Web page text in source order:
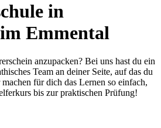
in
Emmental
anzupacken? Bei uns hast du ein
Team an deiner Seite, auf das du
für dich das Lernen so einfach,
bis zur praktischen Prüfung!